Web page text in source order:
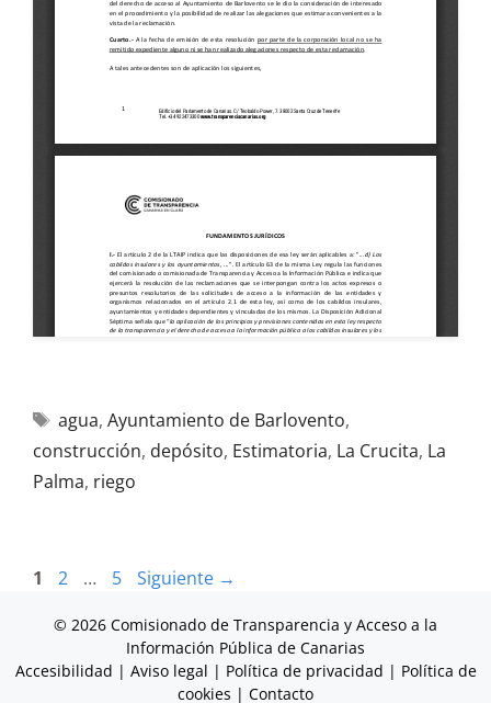
agua, Ayuntamiento de Barlovento,
construcción, depósito, Estimatoria, La Crucita, La
Palma, riego
1 2 … 5 Siguiente →
© 2026 Comisionado de Transparencia y Acceso a la
Información Pública de Canarias
Accesibilidad | Aviso legal | Política de privacidad | Política de
cookies | Contacto